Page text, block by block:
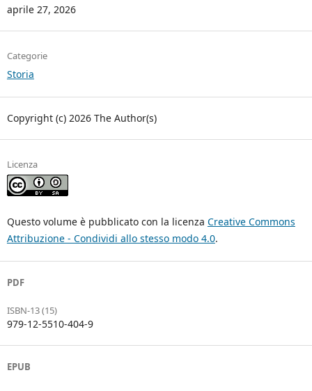
aprile 27, 2026
Categorie
Storia
Copyright (c) 2026 The Author(s)
Licenza
Questo volume è pubblicato con la licenza Creative Commons
Attribuzione - Condividi allo stesso modo 4.0.
PDF
ISBN-13 (15)
979-12-5510-404-9
EPUB